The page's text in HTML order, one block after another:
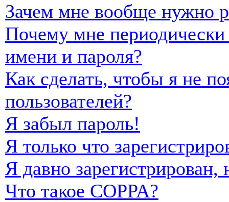
Зачем мне вообще нужно
Почему мне периодически
имени и пароля?
Как сделать, чтобы я не
пользователей?
Я забыл пароль!
Я только что
Я давно
Что такое COPPA?